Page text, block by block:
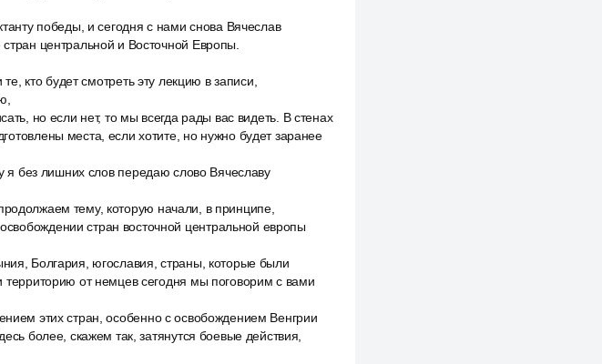
победы, и сегодня с нами снова Вячеслав
центральной и Восточной Европы.
кто будет смотреть эту лекцию в записи,
но если нет, то мы всегда рады вас видеть. В стенах
места, если хотите, но нужно будет заранее
я без лишних слов передаю слово Вячеславу
тему, которую начали, в принципе,
стран восточной центральной европы
Болгария, югославия, страны, которые были
территорию от немцев сегодня мы поговорим с вами
этих стран, особенно с освобождением Венгрии
более, скажем так, затянутся боевые действия,